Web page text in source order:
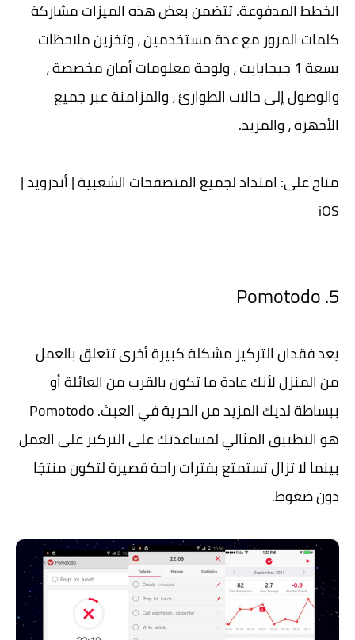
الخطط المدفوعة. تتضمن بعض هذه الميزات مشاركة
كلمات المرور مع عدة مستخدمين ، وتخزين ملاحظات
بسعة 1 جيجابايت ، ولوحة معلومات أمان مخصصة ،
والوصول إلى حالات الطوارئ ، والمزامنة عبر جميع
الأجهزة ، والمزيد.
متاح على: امتداد لجميع المتصفحات الشعبية | أندرويد |
iOS
5. Pomotodo
يعد فقدان التركيز مشكلة كبيرة أخرى تتعلق بالعمل
من المنزل لأنك عادة ما تكون بالقرب من العائلة أو
ببساطة لديك المزيد من الحرية في العبث. Pomotodo
هو التطبيق المثالي لمساعدتك على التركيز على العمل
بينما لا تزال تستمتع بفترات راحة قصيرة لتكون منتجًا
دون ضغوط.